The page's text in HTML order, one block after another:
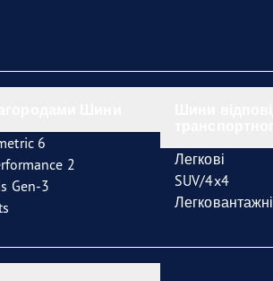
6
2
Gen-3
Легкові
SUV/4x4
Легковантажні